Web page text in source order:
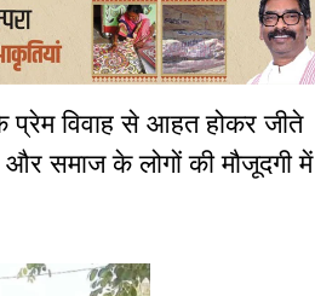
प्रेम विवाह से आहत होकर जीते
और समाज के लोगों की मौजूदगी में